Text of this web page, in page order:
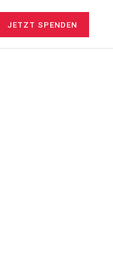
JETZT SPENDEN